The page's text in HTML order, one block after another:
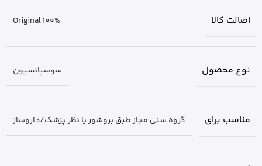
اصالت کالا Original 100%
نوع محصول سوسپانسیون
مناسب برای گروه سنی مجاز طبق بروشور یا نظر پزشک/داروساز